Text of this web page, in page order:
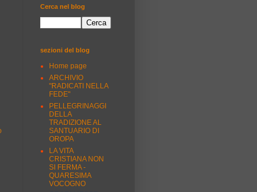
Cerca nel blog
sezioni del blog
Home page
ARCHIVIO
"RADICATI NELLA
FEDE"
PELLEGRINAGGI
DELLA
TRADIZIONE AL
SANTUARIO DI
OROPA
LA VITA
CRISTIANA NON
SI FERMA -
QUARESIMA
VOCOGNO